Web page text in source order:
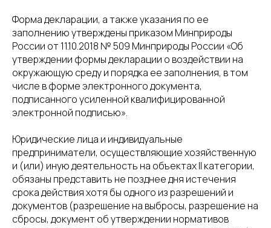
info@cifra.eco
База знаний
Календарь
отчетности
8(800)234-93-88
Форма декларации, а также указания по ее
заполнению утверждены приказом Минприроды
России от 11.10.2018 № 509 Минприроды России «Об
утверждении формы декларации о воздействии на
окружающую среду и порядка ее заполнения, в том
числе в форме электронного документа,
подписанного усиленной квалифицированной
электронной подписью».
Юридические лица и индивидуальные
предприниматели, осуществляющие хозяйственную
и (или) иную деятельность на объектах II категории,
обязаны представить не позднее дня истечения
срока действия хотя бы одного из разрешений и
документов (разрешение на выбросы, разрешение на
сбросы, документ об утверждении нормативов